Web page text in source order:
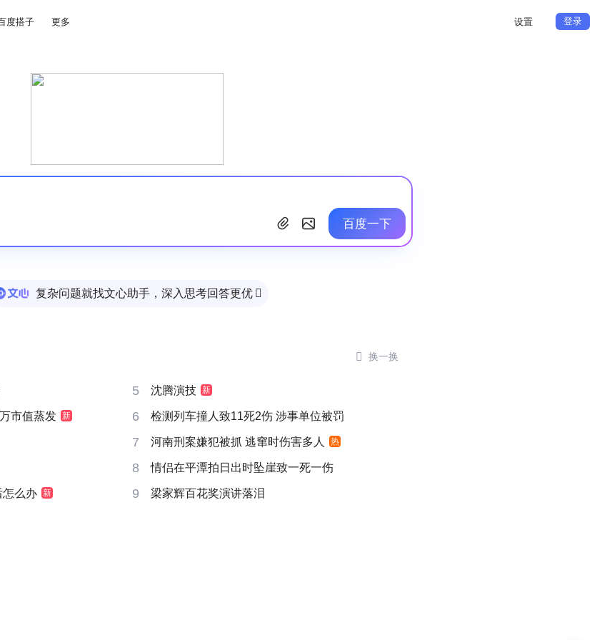
度搭子 更多 设置 登录
百度一下
复杂问题就找文心助手，深入思考回答更优 
 换一换
5 沈腾演技 新
市值蒸发 新 6 检测列车撞人致11死2伤 涉事单位被罚
7 河南刑案嫌犯被抓 逃窜时伤害多人 热
8 情侣在平潭拍日出时坠崖致一死一伤
怎么办 新 9 梁家辉百花奖演讲落泪